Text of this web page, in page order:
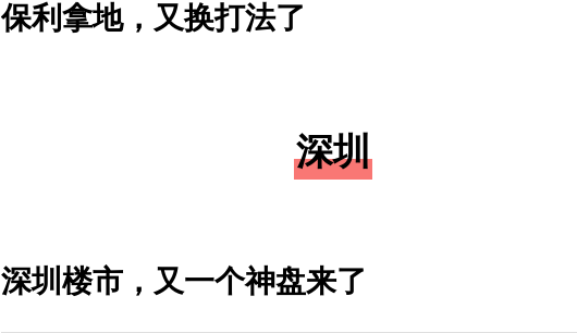
保利拿地，又换打法了
深圳
深圳楼市，又一个神盘来了